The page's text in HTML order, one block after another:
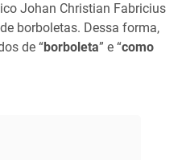
Johan Christian Fabricius
borboletas. Dessa forma,
de “borboleta” e “como